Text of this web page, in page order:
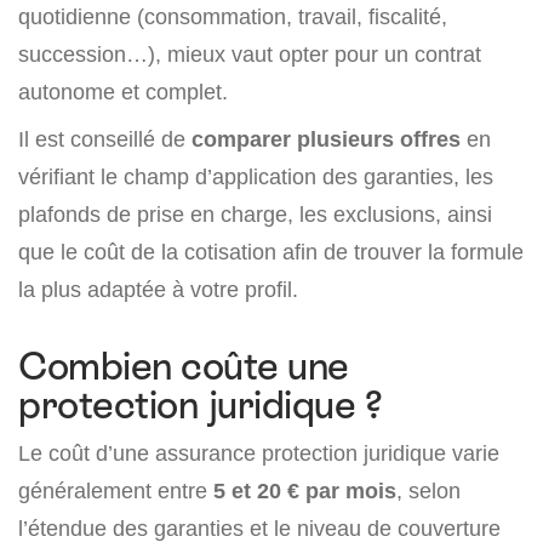
quotidienne (consommation, travail, fiscalité,
succession…), mieux vaut opter pour un contrat
autonome et complet.
Il est conseillé de comparer plusieurs offres en
vérifiant le champ d’application des garanties, les
plafonds de prise en charge, les exclusions, ainsi
que le coût de la cotisation afin de trouver la formule
la plus adaptée à votre profil.
Combien coûte une
protection juridique ?
Le coût d’une assurance protection juridique varie
généralement entre 5 et 20 € par mois, selon
l’étendue des garanties et le niveau de couverture